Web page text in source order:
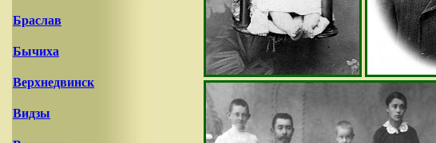
Браслав
Бычиха
Верхнедвинск
Видзы